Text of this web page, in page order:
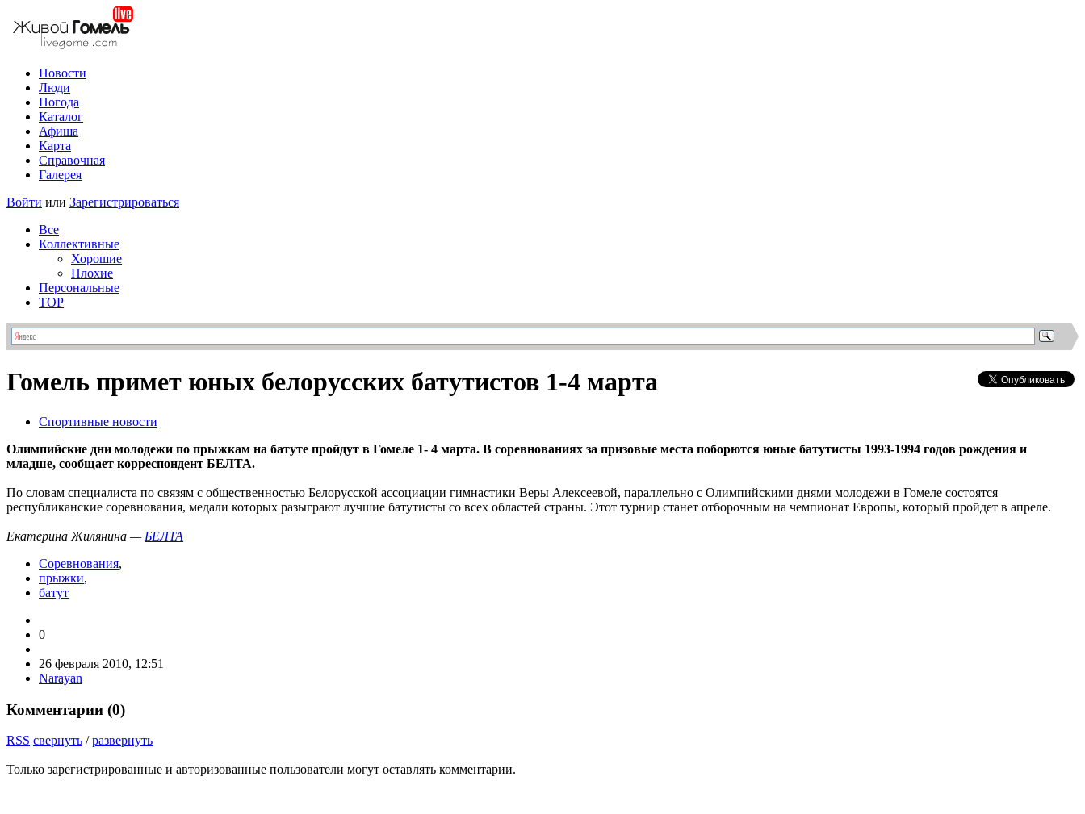
Новости
Люди
Погода
Каталог
Афиша
Карта
Справочная
Галерея
Войти или Зарегистрироваться
Все
Коллективные
Хорошие
Плохие
Персональные
TOP
Гомель примет юных белорусских батутистов 1-4 марта
Спортивные новости
Олимпийские дни молодежи по прыжкам на батуте пройдут в Гомеле 1- 4 марта. В соревнованиях за призовые места поборются юные батутисты 1993-1994 годов рождения и
младше, сообщает корреспондент БЕЛТА.
По словам специалиста по связям с общественностью Белорусской ассоциации гимнастики Веры Алексеевой, параллельно с Олимпийскими днями молодежи в Гомеле состоятся
республиканские соревнования, медали которых разыграют лучшие батутисты со всех областей страны. Этот турнир станет отборочным на чемпионат Европы, который пройдет в апреле.
Екатерина Жилянина — БЕЛТА
Соревнования,
прыжки,
батут
0
26 февраля 2010, 12:51
Narayan
Комментарии (0)
RSS свернуть /развернуть
Только зарегистрированные и авторизованные пользователи могут оставлять комментарии.